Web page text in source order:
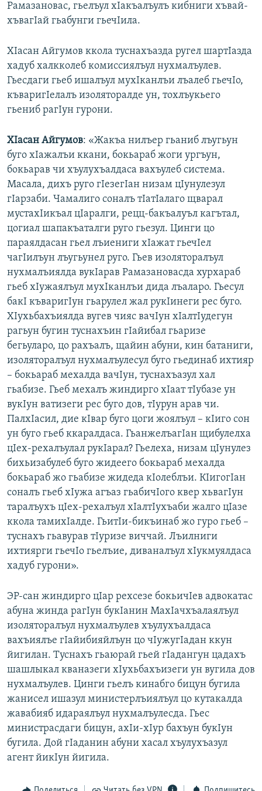
Рамазановас, гьелъул хIакъалъулъ кибниги хъвай-
хъвагIай гьабунги гьечIила.
ХIасан Айгумов ккола туснахъазда ругел шартIазда
хадуб халкколеб комиссиялъул нухмалъулев.
Гьесдаги гьеб ишалъул мухIканлъи лъалеб гьечIо,
къваригIелалъ изоляторалде ун, тохлъукьего
гьениб рагIун гурони.
ХIасан Айгумов: «Жакъа нилъер гьаниб лъугьун
буго хIажалъи ккани, бокьараб жоги ургъун,
бокьарав чи хъулухъалдаса вахъулеб система.
Масала, дихъ руго гIезегIан низам цIунулезул
гIарзаби. Чамалиго соналъ тIатIалаго щварал
мустахIикъал цIаралги, рецц-бакъалуъл кагътал,
цогиал шапакъаталги руго гьезул. Цинги цо
параялдасан гьел лъиениги хIажат гьечIел
чагIилъун лъугьунел руго. Гьев изоляторалъул
нухмалъиялда вукIарав Рамазановасда хурхараб
гьеб хIужаялъул мухIканлъи дида лъаларо. Гьесул
бакI къваригIун гьарулел жал рукIинеги рес буго.
ХIухьбахъиялда вугев чияс вачIун хIалтIудегун
рагьун бугин туснахъин гIайибал гьаризе
бегьуларо, цо рахъалъ, щайин абуни, кин батаниги,
изоляторалъул нухмалъулесул буго гьединаб ихтияр
– бокьараб мехалда вачIун, туснахъазул хал
гьабизе. Гьеб мехалъ жиндирго хIаат тIубазе ун
вукIун ватизеги рес буго дов, тIурун арав чи.
ПалхIасил, дие кIвар буго цоги жоялъул – кIиго сон
ун буго гьеб ккаралдаса. ГьанжелъагIан щибулелха
цIех-рехалъулал рукIарал? Гьелеха, низам цIунулез
бихьизабулеб буго жидеего бокьараб мехалда
бокьараб жо гьабизе жидеда кIолеблъи. КIигогIан
соналъ гьеб хIужа агъаз гьабичIого квер хьвагIун
таралъухъ цIех-рехалъул хIалтIухъаби жалго цIазе
ккола тамихIалде. ГьитIи-бикъинаб жо гуро гьеб –
туснахъ гьавурав тIуризе виччай. Лъилниги
ихтиярги гьечIо гьелъие, диваналъул хIукмуялдаса
хадуб гурони».
ЭР-сан жиндирго цIар рехсезе бокьичIев адвокатас
абуна жинда рагIун букIанин МахIачхъалаялъул
изоляторалъул нухмалъулев хъулухъалдаса
вахъиялъе гIайибияйлъун цо чIужугIадан ккун
йигилан. Туснахъ гьаюрай гьей гIадангун цадахъ
шашлыкал кваназеги хIухьбахъизеги ун вугила дов
нухмалъулев. Цинги гьелъ кинабго бицун бугила
жанисел ишазул министерлъиялъул цо кутакалда
жавабияб идараялъул нухмалъулесда. Гьес
министрасдаги бицун, ахIи-хIур бахъун букIун
бугила. Дой гIаданин абуни хасал хъулухъазул
агент йикIун йигила.